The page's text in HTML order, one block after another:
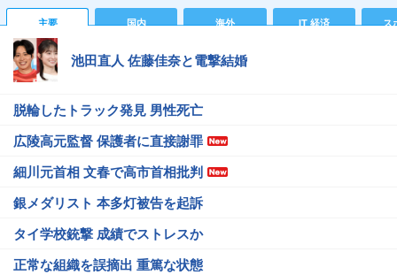
主要 国内 海外 IT 経済 ス
池田直人 佐藤佳奈と電撃結婚
脱輪したトラック発見 男性死亡
広陵高元監督 保護者に直接謝罪
細川元首相 文春で高市首相批判
銀メダリスト 本多灯被告を起訴
タイ学校銃撃 成績でストレスか
正常な組織を誤摘出 重篤な状態